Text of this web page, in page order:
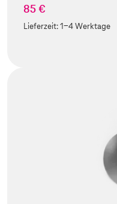
85 €
Lieferzeit:1-4 Werktage